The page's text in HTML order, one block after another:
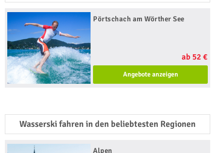
Pörtschach am Wörther See
ab 52 €
Angebote anzeigen
Wasserski fahren in den beliebtesten Regionen
Alpen